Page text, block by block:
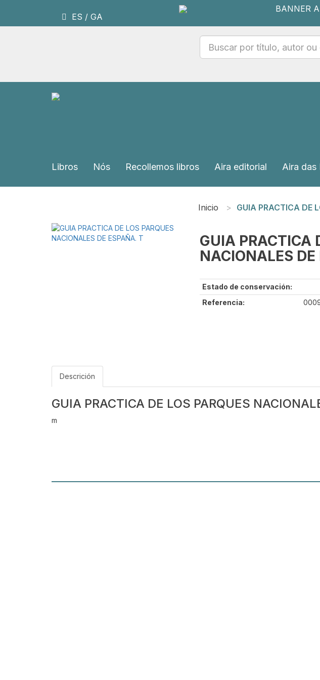
ES / GA
Libros Nós Recollemos libros Aira editorial Aira das
Inicio GUIA PRACTICA DE
GUIA PRACTICA
NACIONALES
Estado de conservación:
Referencia:
Descrición
GUIA PRACTICA DE LOS PARQUES
m